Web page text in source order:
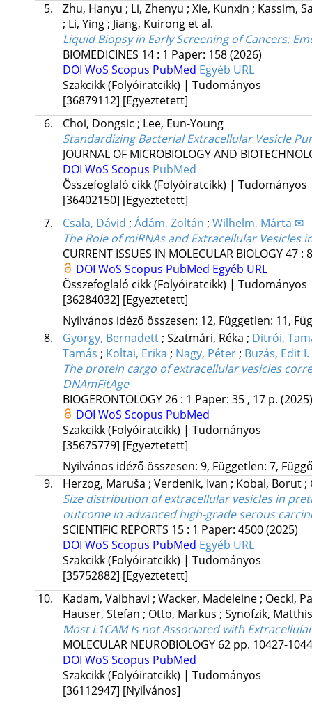
5.
Zhu, Hanyu ; Li, Zhenyu ; Xie, Kunxin ; Kassim,
; Li, Ying; Jiang, Kuirong et al.
Liquid Biopsy in Early Screening of Cancers:
BIOMEDICINES 14: 1 Paper: 158(2026)
DOI WoS Scopus PubMed Egyéb URL
Szakcikk (Folyóiratcikk) | Tudományos
[36879112] [Egyeztetett]
6.
Choi, Dongsic ; Lee, Eun-Young
Standardizing Bacterial Extracellular Vesicle
JOURNAL OF MICROBIOLOGY AND
DOI WoS Scopus PubMed
Összefoglaló cikk (Folyóiratcikk) | Tudományos
[36402150] [Egyeztetett]
7.
Csala, Dávid ; Ádám, Zoltán ; Wilhelm, Márta ✉
The Role of miRNAs and Extracellular Vesicles
CURRENT ISSUES IN MOLECULAR BIOLOGY47: 8
DOI WoS Scopus PubMed Egyéb URL
Összefoglaló cikk (Folyóiratcikk) | Tudományos
[36284032] [Egyeztetett]
Nyilvános idéző összesen: 12, Független: 11,
8.
György, Bernadett; Szatmári, Réka ; Ditrói,
Tamás ; Koltai, Erika ; Nagy, Péter; Buzás, Edit I.
The protein cargo of extracellular vesicles
DNAmFitAge
BIOGERONTOLOGY26: 1 Paper: 35 , 17 p. (2025)
DOI WoS Scopus PubMed
Szakcikk (Folyóiratcikk) | Tudományos
[35675779] [Egyeztetett]
Nyilvános idéző összesen: 9, Független: 7,
9.
Herzog, Maruša ; Verdenik, Ivan ; Kobal, Borut;
Size distribution of extracellular vesicles in
outcome in advanced high-grade serous
SCIENTIFIC REPORTS 15: 1 Paper: 4500(2025)
DOI WoS Scopus PubMed Egyéb URL
Szakcikk (Folyóiratcikk) | Tudományos
[35752882] [Egyeztetett]
10.
Kadam, Vaibhavi ; Wacker, Madeleine; Oeckl,
Hauser, Stefan ; Otto, Markus ; Synofzik,
Most L1CAM Is not Associated with
MOLECULAR NEUROBIOLOGY 62 pp. 10427-
DOI WoS Scopus PubMed
Szakcikk (Folyóiratcikk) | Tudományos
[36112947] [Nyilvános]